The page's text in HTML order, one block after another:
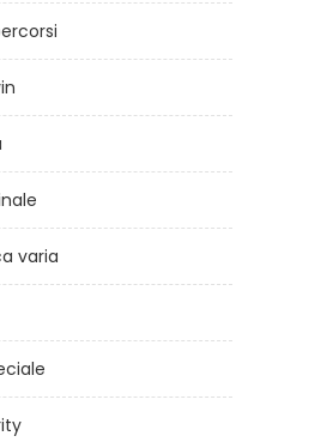
e Picnic
di
varia